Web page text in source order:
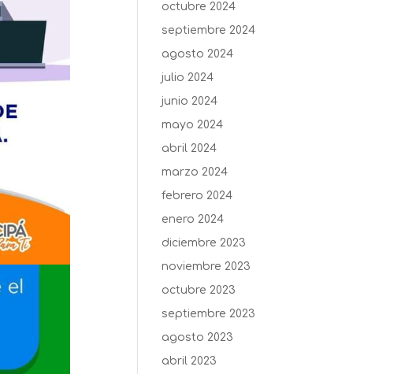
octubre 2024
septiembre 2024
agosto 2024
julio 2024
junio 2024
mayo 2024
abril 2024
marzo 2024
febrero 2024
enero 2024
diciembre 2023
noviembre 2023
octubre 2023
septiembre 2023
agosto 2023
abril 2023